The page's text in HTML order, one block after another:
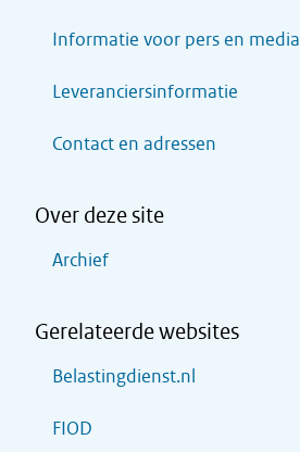
Informatie voor pers en media
Leveranciersinformatie
Contact en adressen
Over deze site
Archief
Gerelateerde websites
Belastingdienst.nl
FIOD